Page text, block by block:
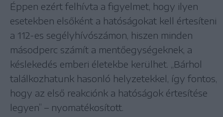
Éppen ezért felhívta a figyelmet, hogy ilyen
esetekben elsőként a hatóságokat kell értesíteni
a 112-es segélyhívószámon, hiszen minden
másodperc számít a mentőegységeknek, a
késlekedés emberi életekbe kerülhet. „Bárhol
találkozhatunk hasonló helyzetekkel, így fontos,
hogy az első reakciónk a hatóságok értesítése
legyen” – nyomatékosított.